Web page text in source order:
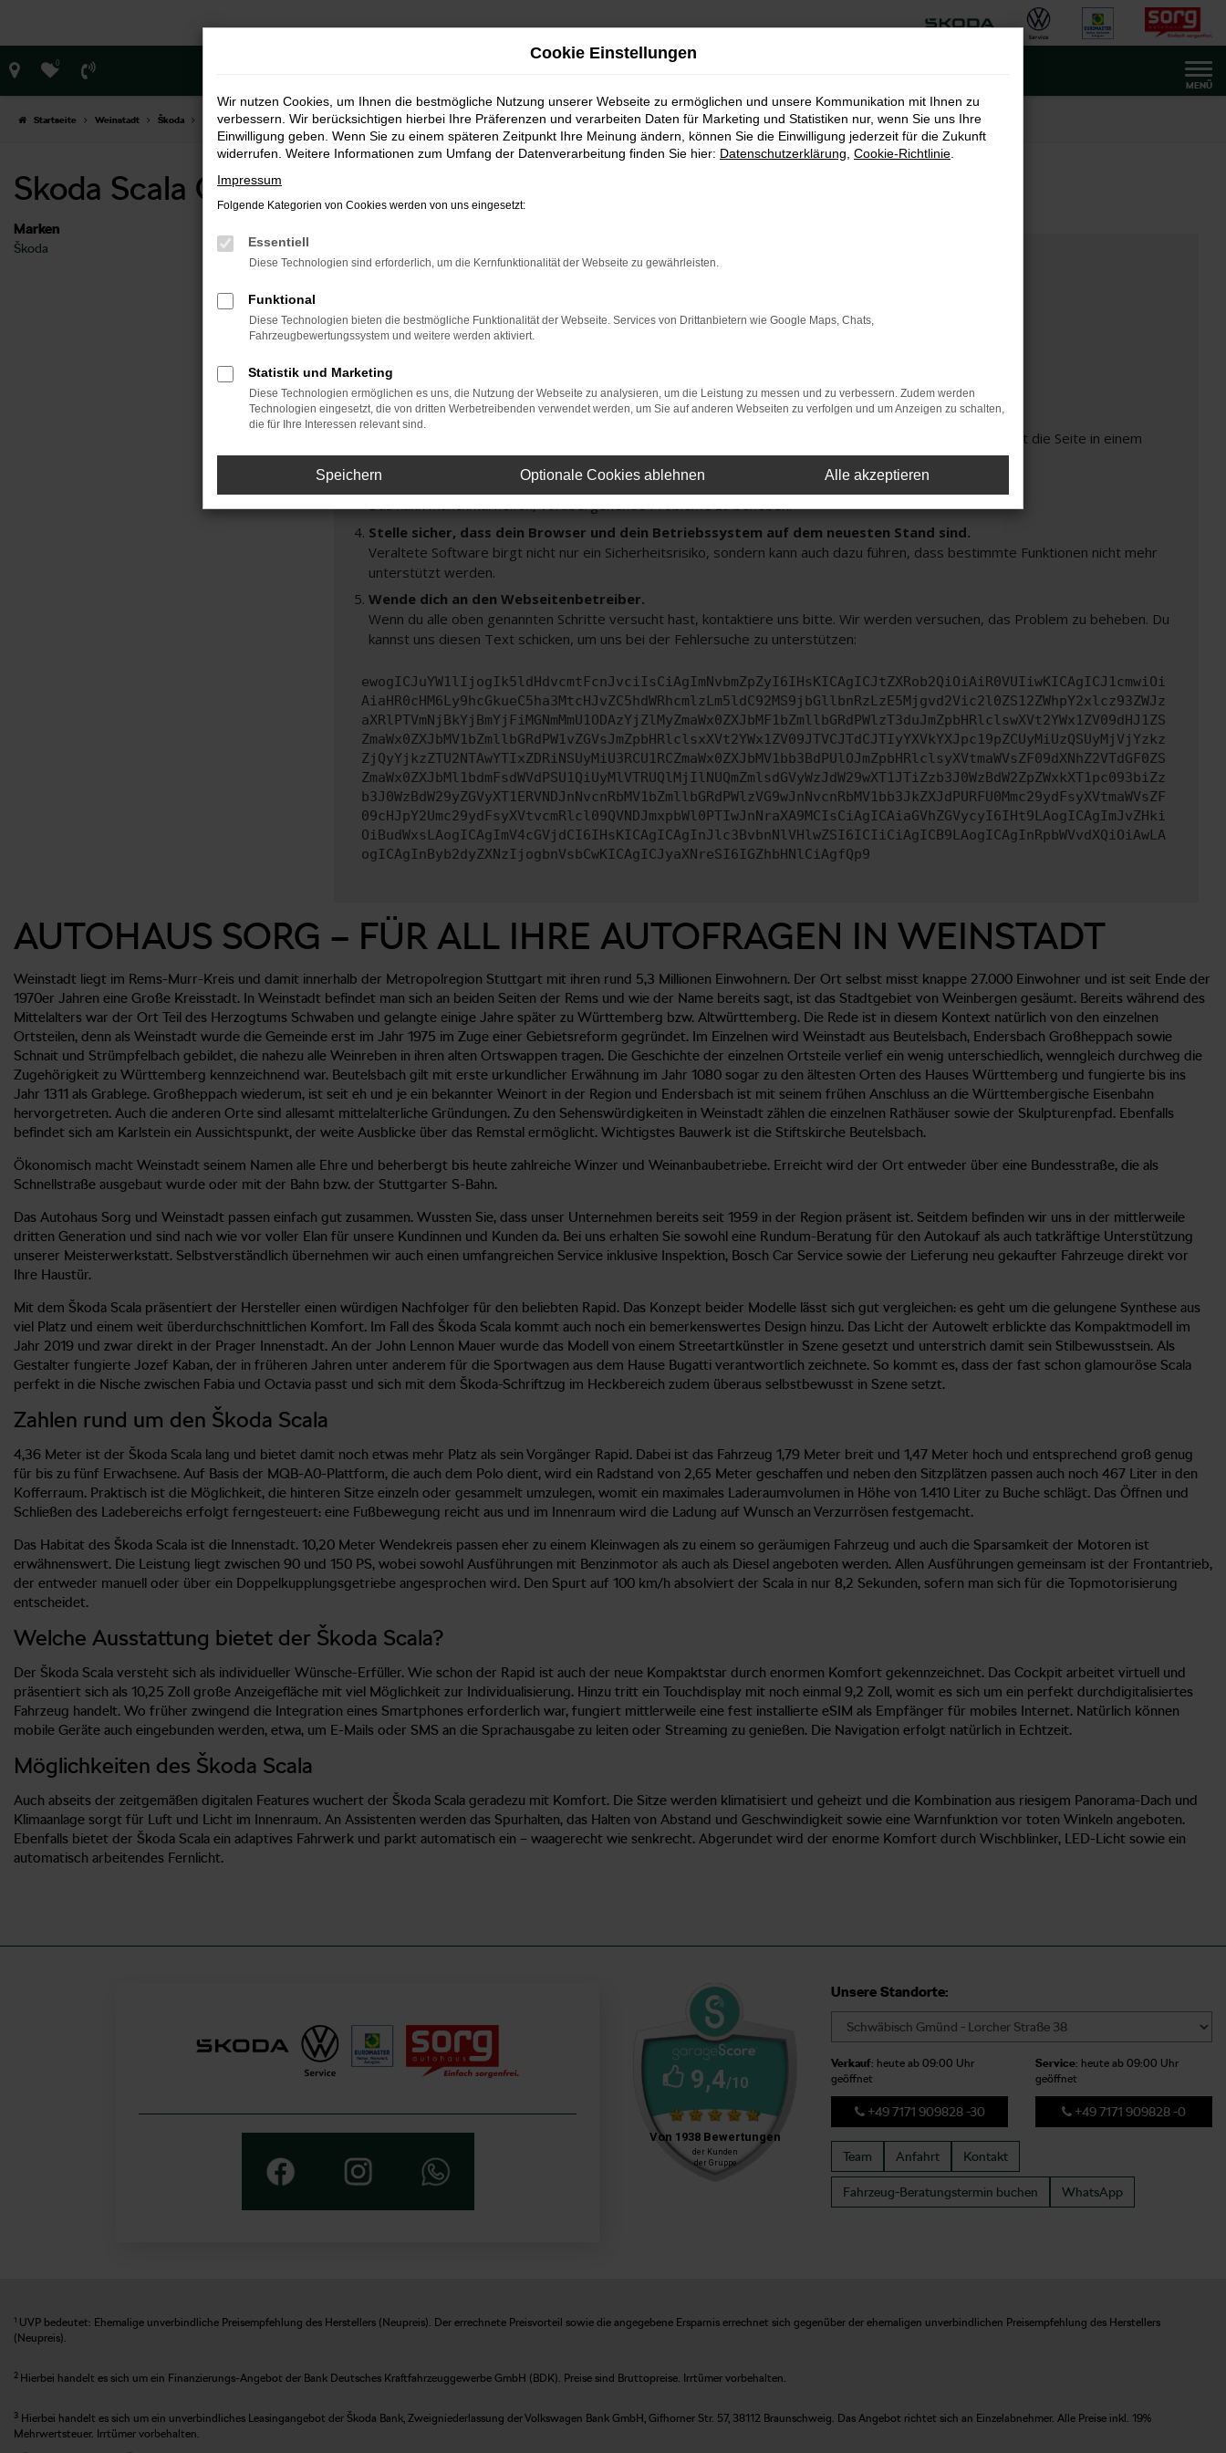
Hauptinhalt
springen
MENÜ
0
Startseite Weinstadt Škoda Škoda Scala Skoda Scala Gebrauchtwagen Weinstadt
Skoda Scala Gebrauchtwagen Weinstadt
Marken
Škoda Fehler: Network Error
Beim Laden ist ein Fehler aufgetreten.
Hier sind ein paar Tipps, die dir helfen können:
Überprüfe deine Firewall und deine Internetverbindung.
Laden andere Webseiten, zum Beispiel deine Suchmaschine?
Prüfe deine Browsererweiterungen.
Manche Erweiterungen, wie Werbeblocker, können das Laden bestimmter Seiten verhindern. Funktioniert die Seite in einem
anderen Browser oder in einem privaten Fenster?
Starte dein Gerät neu.
Das kann manchmal helfen, vorübergehende Probleme zu beheben.
Stelle sicher, dass dein Browser und dein Betriebssystem auf dem neuesten Stand sind.
Veraltete Software birgt nicht nur ein Sicherheitsrisiko, sondern kann auch dazu führen, dass bestimmte Funktionen nicht mehr
unterstützt werden.
Wende dich an den Webseitenbetreiber.
Wenn du alle oben genannten Schritte versucht hast, kontaktiere uns bitte. Wir werden versuchen, das Problem zu beheben. Du
kannst uns diesen Text schicken, um uns bei der Fehlersuche zu unterstützen:
ewogICJuYW1lIjogIk5ldHdvcmtFcnJvciIsCiAgImNvbmZpZyI6IHsKICAgICJtZXRob2QiOiAiR0VUIiwKICAgICJ1cmwiOi
AiaHR0cHM6Ly9hcGkueC5ha3MtcHJvZC5hdWRhcmlzLm5ldC92MS9jbGllbnRzLzE5Mjgvd2Vic2l0ZS12ZWhpY2xlcz93ZWJz
aXRlPTVmNjBkYjBmYjFiMGNmMmU1ODAzYjZlMyZmaWx0ZXJbMF1bZmllbGRdPWlzT3duJmZpbHRlclswXVt2YWx1ZV09dHJ1ZS
ZmaWx0ZXJbMV1bZmllbGRdPW1vZGVsJmZpbHRlclsxXVt2YWx1ZV09JTVCJTdCJTIyYXVkYXJpc19pZCUyMiUzQSUyMjVjYzkz
ZjQyYjkzZTU2NTAwYTIxZDRiNSUyMiU3RCU1RCZmaWx0ZXJbMV1bb3BdPUlOJmZpbHRlclsyXVtmaWVsZF09dXNhZ2VTdGF0ZS
ZmaWx0ZXJbMl1bdmFsdWVdPSU1QiUyMlVTRUQlMjIlNUQmZmlsdGVyWzJdW29wXT1JTiZzb3J0WzBdW2ZpZWxkXT1pc093biZz
b3J0WzBdW29yZGVyXT1ERVNDJnNvcnRbMV1bZmllbGRdPWlzVG9wJnNvcnRbMV1bb3JkZXJdPURFU0Mmc29ydFsyXVtmaWVsZF
09cHJpY2Umc29ydFsyXVtvcmRlcl09QVNDJmxpbWl0PTIwJnNraXA9MCIsCiAgICAiaGVhZGVycyI6IHt9LAogICAgImJvZHki
OiBudWxsLAogICAgImV4cGVjdCI6IHsKICAgICAgInJlc3BvbnNlVHlwZSI6ICIiCiAgICB9LAogICAgInRpbWVvdXQiOiAwLA
ogICAgInByb2dyZXNzIjogbnVsbCwKICAgICJyaXNreSI6IGZhbHNlCiAgfQp9
AUTOHAUS SORG – FÜR ALL IHRE AUTOFRAGEN IN WEINSTADT
Weinstadt liegt im Rems-Murr-Kreis und damit innerhalb der Metropolregion Stuttgart mit ihren rund 5,3 Millionen Einwohnern. Der Ort selbst misst knappe 27.000 Einwohner und ist seit Ende der
1970er Jahren eine Große Kreisstadt. In Weinstadt befindet man sich an beiden Seiten der Rems und wie der Name bereits sagt, ist das Stadtgebiet von Weinbergen gesäumt. Bereits während des
Mittelalters war der Ort Teil des Herzogtums Schwaben und gelangte einige Jahre später zu Württemberg bzw. Altwürttemberg. Die Rede ist in diesem Kontext natürlich von den einzelnen
Ortsteilen, denn als Weinstadt wurde die Gemeinde erst im Jahr 1975 im Zuge einer Gebietsreform gegründet. Im Einzelnen wird Weinstadt aus Beutelsbach, Endersbach Großheppach sowie
Schnait und Strümpfelbach gebildet, die nahezu alle Weinreben in ihren alten Ortswappen tragen. Die Geschichte der einzelnen Ortsteile verlief ein wenig unterschiedlich, wenngleich durchweg die
Zugehörigkeit zu Württemberg kennzeichnend war. Beutelsbach gilt mit erste urkundlicher Erwähnung im Jahr 1080 sogar zu den ältesten Orten des Hauses Württemberg und fungierte bis ins
Jahr 1311 als Grablege. Großheppach wiederum, ist seit eh und je ein bekannter Weinort in der Region und Endersbach ist mit seinem frühen Anschluss an die Württembergische Eisenbahn
hervorgetreten. Auch die anderen Orte sind allesamt mittelalterliche Gründungen. Zu den Sehenswürdigkeiten in Weinstadt zählen die einzelnen Rathäuser sowie der Skulpturenpfad. Ebenfalls
befindet sich am Karlstein ein Aussichtspunkt, der weite Ausblicke über das Remstal ermöglicht. Wichtigstes Bauwerk ist die Stiftskirche Beutelsbach.
Ökonomisch macht Weinstadt seinem Namen alle Ehre und beherbergt bis heute zahlreiche Winzer und Weinanbaubetriebe. Erreicht wird der Ort entweder über eine Bundesstraße, die als
Schnellstraße ausgebaut wurde oder mit der Bahn bzw. der Stuttgarter S-Bahn.
Das Autohaus Sorg und Weinstadt passen einfach gut zusammen. Wussten Sie, dass unser Unternehmen bereits seit 1959 in der Region präsent ist. Seitdem befinden wir uns in der mittlerweile
dritten Generation und sind nach wie vor voller Elan für unsere Kundinnen und Kunden da. Bei uns erhalten Sie sowohl eine Rundum-Beratung für den Autokauf als auch tatkräftige Unterstützung
unserer Meisterwerkstatt. Selbstverständlich übernehmen wir auch einen umfangreichen Service inklusive Inspektion, Bosch Car Service sowie der Lieferung neu gekaufter Fahrzeuge direkt vor
Ihre Haustür.
Mit dem Škoda Scala präsentiert der Hersteller einen würdigen Nachfolger für den beliebten Rapid. Das Konzept beider Modelle lässt sich gut vergleichen: es geht um die gelungene Synthese aus
viel Platz und einem weit überdurchschnittlichen Komfort. Im Fall des Škoda Scala kommt auch noch ein bemerkenswertes Design hinzu. Das Licht der Autowelt erblickte das Kompaktmodell im
Jahr 2019 und zwar direkt in der Prager Innenstadt. An der John Lennon Mauer wurde das Modell von einem Streetartkünstler in Szene gesetzt und unterstrich damit sein Stilbewusstsein. Als
Gestalter fungierte Jozef Kaban, der in früheren Jahren unter anderem für die Sportwagen aus dem Hause Bugatti verantwortlich zeichnete. So kommt es, dass der fast schon glamouröse Scala
perfekt in die Nische zwischen Fabia und Octavia passt und sich mit dem Škoda-Schriftzug im Heckbereich zudem überaus selbstbewusst in Szene setzt.
Zahlen rund um den Škoda Scala
4,36 Meter ist der Škoda Scala lang und bietet damit noch etwas mehr Platz als sein Vorgänger Rapid. Dabei ist das Fahrzeug 1,79 Meter breit und 1,47 Meter hoch und entsprechend groß genug
für bis zu fünf Erwachsene. Auf Basis der MQB-A0-Plattform, die auch dem Polo dient, wird ein Radstand von 2,65 Meter geschaffen und neben den Sitzplätzen passen auch noch 467 Liter in den
Kofferraum. Praktisch ist die Möglichkeit, die hinteren Sitze einzeln oder gesammelt umzulegen, womit ein maximales Laderaumvolumen in Höhe von 1.410 Liter zu Buche schlägt. Das Öffnen und
Schließen des Ladebereichs erfolgt ferngesteuert: eine Fußbewegung reicht aus und im Innenraum wird die Ladung auf Wunsch an Verzurrösen festgemacht.
Das Habitat des Škoda Scala ist die Innenstadt. 10,20 Meter Wendekreis passen eher zu einem Kleinwagen als zu einem so geräumigen Fahrzeug und auch die Sparsamkeit der Motoren ist
erwähnenswert. Die Leistung liegt zwischen 90 und 150 PS, wobei sowohl Ausführungen mit Benzinmotor als auch als Diesel angeboten werden. Allen Ausführungen gemeinsam ist der Frontantrieb,
der entweder manuell oder über ein Doppelkupplungsgetriebe angesprochen wird. Den Spurt auf 100 km/h absolviert der Scala in nur 8,2 Sekunden, sofern man sich für die Topmotorisierung
entscheidet.
Welche Ausstattung bietet der Škoda Scala?
Der Škoda Scala versteht sich als individueller Wünsche-Erfüller. Wie schon der Rapid ist auch der neue Kompaktstar durch enormen Komfort gekennzeichnet. Das Cockpit arbeitet virtuell und
präsentiert sich als 10,25 Zoll große Anzeigefläche mit viel Möglichkeit zur Individualisierung. Hinzu tritt ein Touchdisplay mit noch einmal 9,2 Zoll, womit es sich um ein perfekt durchdigitalisiertes
Fahrzeug handelt. Wo früher zwingend die Integration eines Smartphones erforderlich war, fungiert mittlerweile eine fest installierte eSIM als Empfänger für mobiles Internet. Natürlich können
mobile Geräte auch eingebunden werden, etwa, um E-Mails oder SMS an die Sprachausgabe zu leiten oder Streaming zu genießen. Die Navigation erfolgt natürlich in Echtzeit.
Möglichkeiten des Škoda Scala
Auch abseits der zeitgemäßen digitalen Features wuchert der Škoda Scala geradezu mit Komfort. Die Sitze werden klimatisiert und geheizt und die Kombination aus riesigem Panorama-Dach und
Klimaanlage sorgt für Luft und Licht im Innenraum. An Assistenten werden das Spurhalten, das Halten von Abstand und Geschwindigkeit sowie eine Warnfunktion vor toten Winkeln angeboten.
Ebenfalls bietet der Škoda Scala ein adaptives Fahrwerk und parkt automatisch ein – waagerecht wie senkrecht. Abgerundet wird der enorme Komfort durch Wischblinker, LED-Licht sowie ein
automatisch arbeitendes Fernlicht.
Unsere Standorte:
Verkauf: heute ab 09:00 Uhr
geöffnet
+49 7171 909828 -30
Service: heute ab 09:00 Uhr
geöffnet
+49 7171 909828 -0
Team Anfahrt Kontakt
Fahrzeug-Beratungstermin buchen WhatsApp
1 UVP bedeutet: Ehemalige unverbindliche Preisempfehlung des Herstellers (Neupreis). Der errechnete Preisvorteil sowie die angegebene Ersparnis errechnet sich gegenüber der ehemaligen unverbindlichen Preisempfehlung des Herstellers
(Neupreis).
2 Hierbei handelt es sich um ein Finanzierungs-Angebot der Bank Deutsches Kraftfahrzeuggewerbe GmbH (BDK). Preise sind Bruttopreise. Irrtümer vorbehalten.
3 Hierbei handelt es sich um ein unverbindliches Leasingangebot der Škoda Bank, Zweigniederlassung der Volkswagen Bank GmbH, Gifhorner Str. 57, 38112 Braunschweig. Das Angebot richtet sich an Einzelabnehmer. Alle Preise inkl. 19%
Mehrwertsteuer. Irrtümer vorbehalten.
Cookie Einstellungen
Wir nutzen Cookies, um Ihnen die bestmögliche Nutzung unserer Webseite zu ermöglichen und unsere Kommunikation mit Ihnen zu
verbessern. Wir berücksichtigen hierbei Ihre Präferenzen und verarbeiten Daten für Marketing und Statistiken nur, wenn Sie uns Ihre
Einwilligung geben. Wenn Sie zu einem späteren Zeitpunkt Ihre Meinung ändern, können Sie die Einwilligung jederzeit für die Zukunft
widerrufen. Weitere Informationen zum Umfang der Datenverarbeitung finden Sie hier: Datenschutzerklärung Cookie-Richtlinie
Impressum
Folgende Kategorien von Cookies werden von uns eingesetzt:
Essentiell
Diese Technologien sind erforderlich, um die Kernfunktionalität der Webseite zu gewährleisten.
Funktional
Diese Technologien bieten die bestmögliche Funktionalität der Webseite. Services von Drittanbietern wie Google Maps, Chats,
Fahrzeugbewertungssystem und weitere werden aktiviert.
Statistik und Marketing
Diese Technologien ermöglichen es uns, die Nutzung der Webseite zu analysieren, um die Leistung zu messen und zu verbessern. Zudem werden
Technologien eingesetzt, die von dritten Werbetreibenden verwendet werden, um Sie auf anderen Webseiten zu verfolgen und um Anzeigen zu schalten,
die für Ihre Interessen relevant sind.
Speichern Optionale Cookies ablehnen Alle akzeptieren